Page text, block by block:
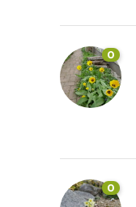
0
0